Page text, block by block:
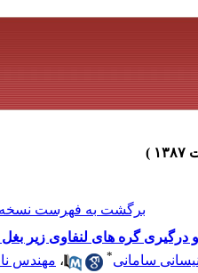
برگشت به فهرست نسخه
گره های لنفاوی زیر بغل
نیسانی سامانی* ، مهندس